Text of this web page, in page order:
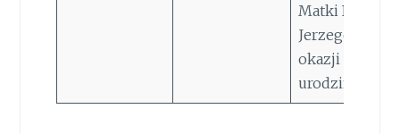
Matki Bożej
Jerzego
okazji 60 r.
urodzin